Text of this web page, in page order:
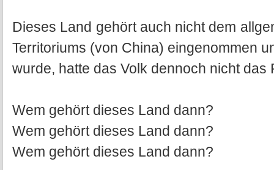
Dieses Land gehört auch nicht dem
Territoriums (von China) eingenommen
wurde, hatte das Volk dennoch nicht
Wem gehört dieses Land dann?
Wem gehört dieses Land dann?
Wem gehört dieses Land dann?